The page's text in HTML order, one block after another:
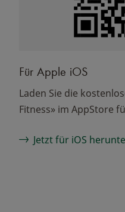
Für Apple iOS
Laden Sie die
Fitness» im AppStore
Jetzt für iOS